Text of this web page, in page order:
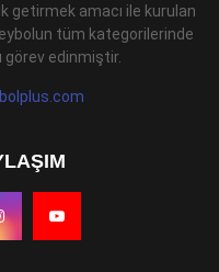
getirmek amacı ile kurulan
tüm kategorilerinde
görev edinmiştir.